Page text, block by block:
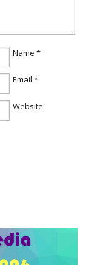
Name *
Email *
Website